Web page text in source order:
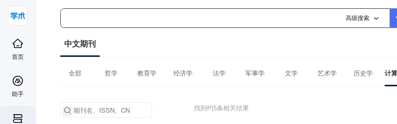
高级搜索
首页
助手
中文期刊
全部 哲学 教育学 经济学 法学 军事学 文学 艺术学 历史学
找到约5条相关结果